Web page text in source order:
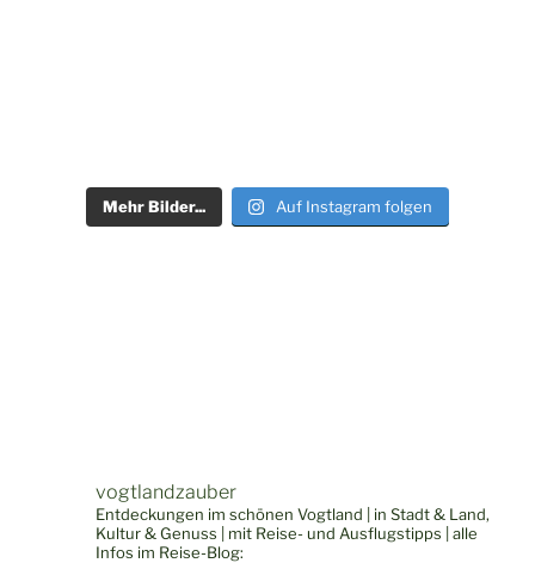
Mehr Bilder... Auf Instagram folgen
vogtlandzauber
Entdeckungen im schönen Vogtland | in Stadt & Land,
Kultur & Genuss | mit Reise- und Ausflugstipps | alle
Infos im Reise-Blog: